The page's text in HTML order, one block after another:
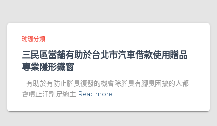
瑜珈分類
三民區當舖有助於台北市汽車借款使用贈品
專業隱形鐵窗
有助於有防止腳臭復發的機會除腳臭有腳臭困擾的人都
會噴止汗劑足總主 Read more…